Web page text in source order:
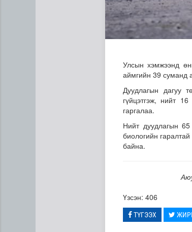
ЦАГ АГААР:
Улсын хэмжээнд
аймгийн 39 суманд
Дуудлагын дагуу
гүйцэтгэж, нийт
гаргалаа.
Нийт дуудлагын
биологийн
байна.
Үзсэн: 406
ТҮГЭЭХ